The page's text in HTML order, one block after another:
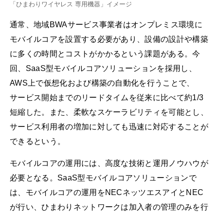
「ひまわりワイヤレス 専用機器」イメージ
通常、地域BWAサービス事業者はオンプレミス環境に
モバイルコアを設置する必要があり、設備の設計や構築
に多くの時間とコストがかかるという課題がある。今
回、SaaS型モバイルコアソリューションを採用し、
AWS上で仮想化および構築の自動化を行うことで、
サービス開始までのリードタイムを従来に比べて約1/3
短縮した。また、柔軟なスケーラビリティを可能とし、
サービス利用者の増加に対しても迅速に対応することが
できるという。
モバイルコアの運用には、高度な技術と運用ノウハウが
必要となる。SaaS型モバイルコアソリューションで
は、モバイルコアの運用をNECネッツエスアイとNEC
が行い、ひまわりネットワークは加入者の管理のみを行